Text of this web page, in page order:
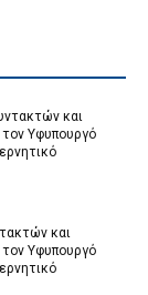
και
Υφυπουργό
και
Υφυπουργό